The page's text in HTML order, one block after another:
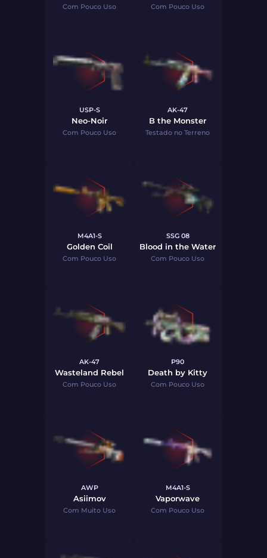
Com Pouco Uso Com Pouco Uso
USP-S
Neo-Noir
Com Pouco Uso
AK-47
B the Monster
Testado no Terreno
M4A1-S
Golden Coil
Com Pouco Uso
SSG 08
Blood in the Water
Com Pouco Uso
AK-47
Wasteland Rebel
Com Pouco Uso
P90
Death by Kitty
Com Pouco Uso
AWP
Asiimov
Com Muito Uso
M4A1-S
Vaporwave
Com Pouco Uso